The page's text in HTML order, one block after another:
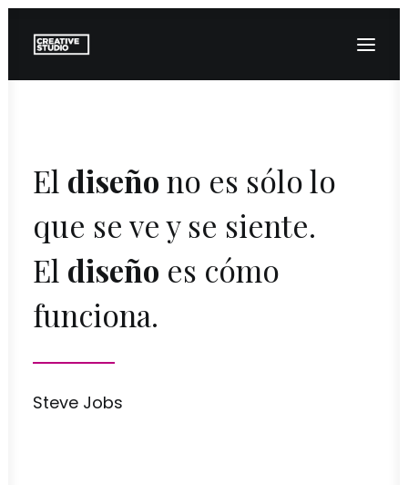
SERVICIOS
NUESTROS TRABAJOS
BLOG
El diseño no es sólo lo
que se ve y se siente.
El diseño es cómo
funciona.
Steve Jobs